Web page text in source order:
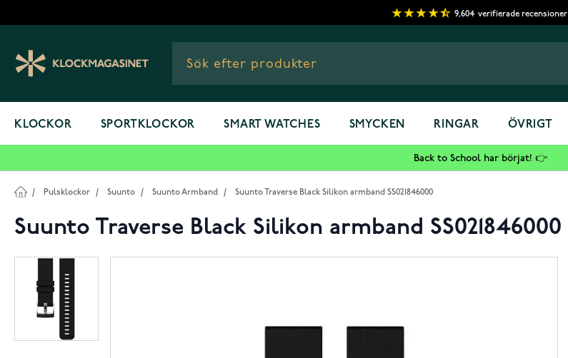
9,604 verifierade recensioner
KLOCKOR SPORTKLOCKOR SMART WATCHES SMYCKEN RINGAR ÖVRIGT
Back to School har börjat! 👉
/ Pulsklockor / Suunto / Suunto Armband / Suunto Traverse Black Silikon armband SS021846000
Suunto Traverse Black Silikon armband SS021846000